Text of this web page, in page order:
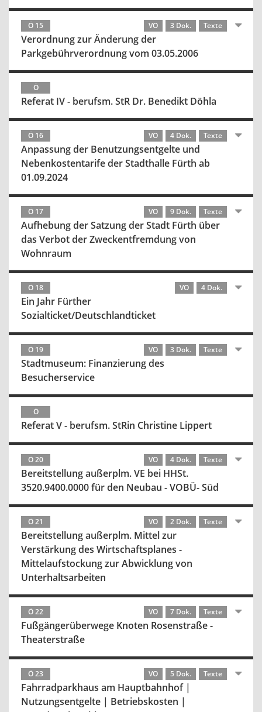
Ö 15 VO 3 Dok. Texte
Verordnung zur Änderung der
Parkgebührverordnung vom 03.05.2006
Ö
Referat IV - berufsm. StR Dr. Benedikt Döhla
Ö 16 VO 4 Dok. Texte
Anpassung der Benutzungsentgelte und
Nebenkostentarife der Stadthalle Fürth ab
01.09.2024
Ö 17 VO 9 Dok. Texte
Aufhebung der Satzung der Stadt Fürth über
das Verbot der Zweckentfremdung von
Wohnraum
Ö 18 VO 4 Dok.
Ein Jahr Fürther
Sozialticket/Deutschlandticket
Ö 19 VO 3 Dok. Texte
Stadtmuseum: Finanzierung des
Besucherservice
Ö
Referat V - berufsm. StRin Christine Lippert
Ö 20 VO 4 Dok. Texte
Bereitstellung außerplm. VE bei HHSt.
3520.9400.0000 für den Neubau - VOBÜ- Süd
Ö 21 VO 2 Dok. Texte
Bereitstellung außerplm. Mittel zur
Verstärkung des Wirtschaftsplanes -
Mittelaufstockung zur Abwicklung von
Unterhaltsarbeiten
Ö 22 VO 7 Dok. Texte
Fußgängerüberwege Knoten Rosenstraße -
Theaterstraße
Ö 23 VO 5 Dok. Texte
Fahrradparkhaus am Hauptbahnhof |
Nutzungsentgelte | Betriebskosten |